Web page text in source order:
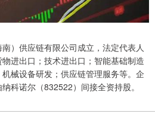
）供应链有限公司成立，法定代表人
进出口；技术进出口；智能基础制造
械设备研发；供应链管理服务等。企
科诺尔（832522）间接全资持股。